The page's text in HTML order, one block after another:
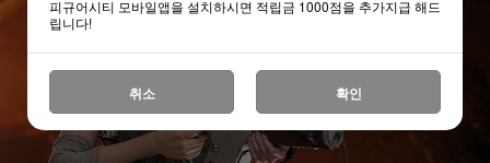
피규어시티 모바일앱을 설치하시면 적립금 1000점을 추가지급 해드
립니다!
취소 확인